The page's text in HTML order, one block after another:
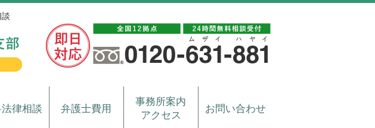
律相談 弁護士費用
事務所案内
アクセス
お問い合わせ